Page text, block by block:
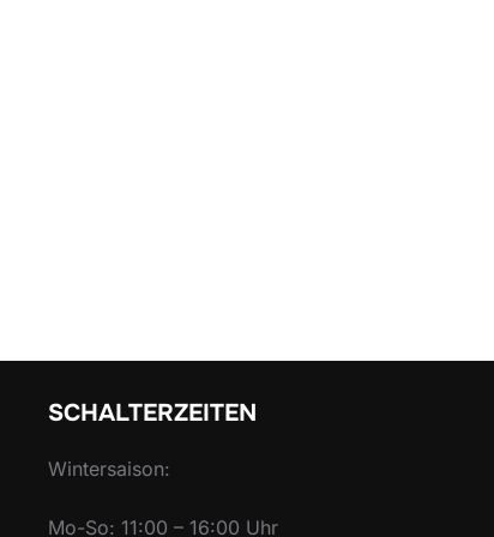
SCHALTERZEITEN
Wintersaison:
Mo-So: 11:00 – 16:00 Uhr